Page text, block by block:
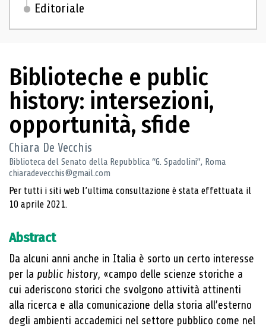
Editoriale
Biblioteche e public
history: intersezioni,
opportunità, sfide
Chiara De Vecchis
Biblioteca del Senato della Repubblica “G. Spadolini”, Roma
chiaradevecchis@gmail.com
Per tutti i siti web l’ultima consultazione è stata effettuata il
10 aprile 2021.
Abstract
Da alcuni anni anche in Italia è sorto un certo interesse
per la public history, «campo delle scienze storiche a
cui aderiscono storici che svolgono attività attinenti
alla ricerca e alla comunicazione della storia all’esterno
degli ambienti accademici nel settore pubblico come nel